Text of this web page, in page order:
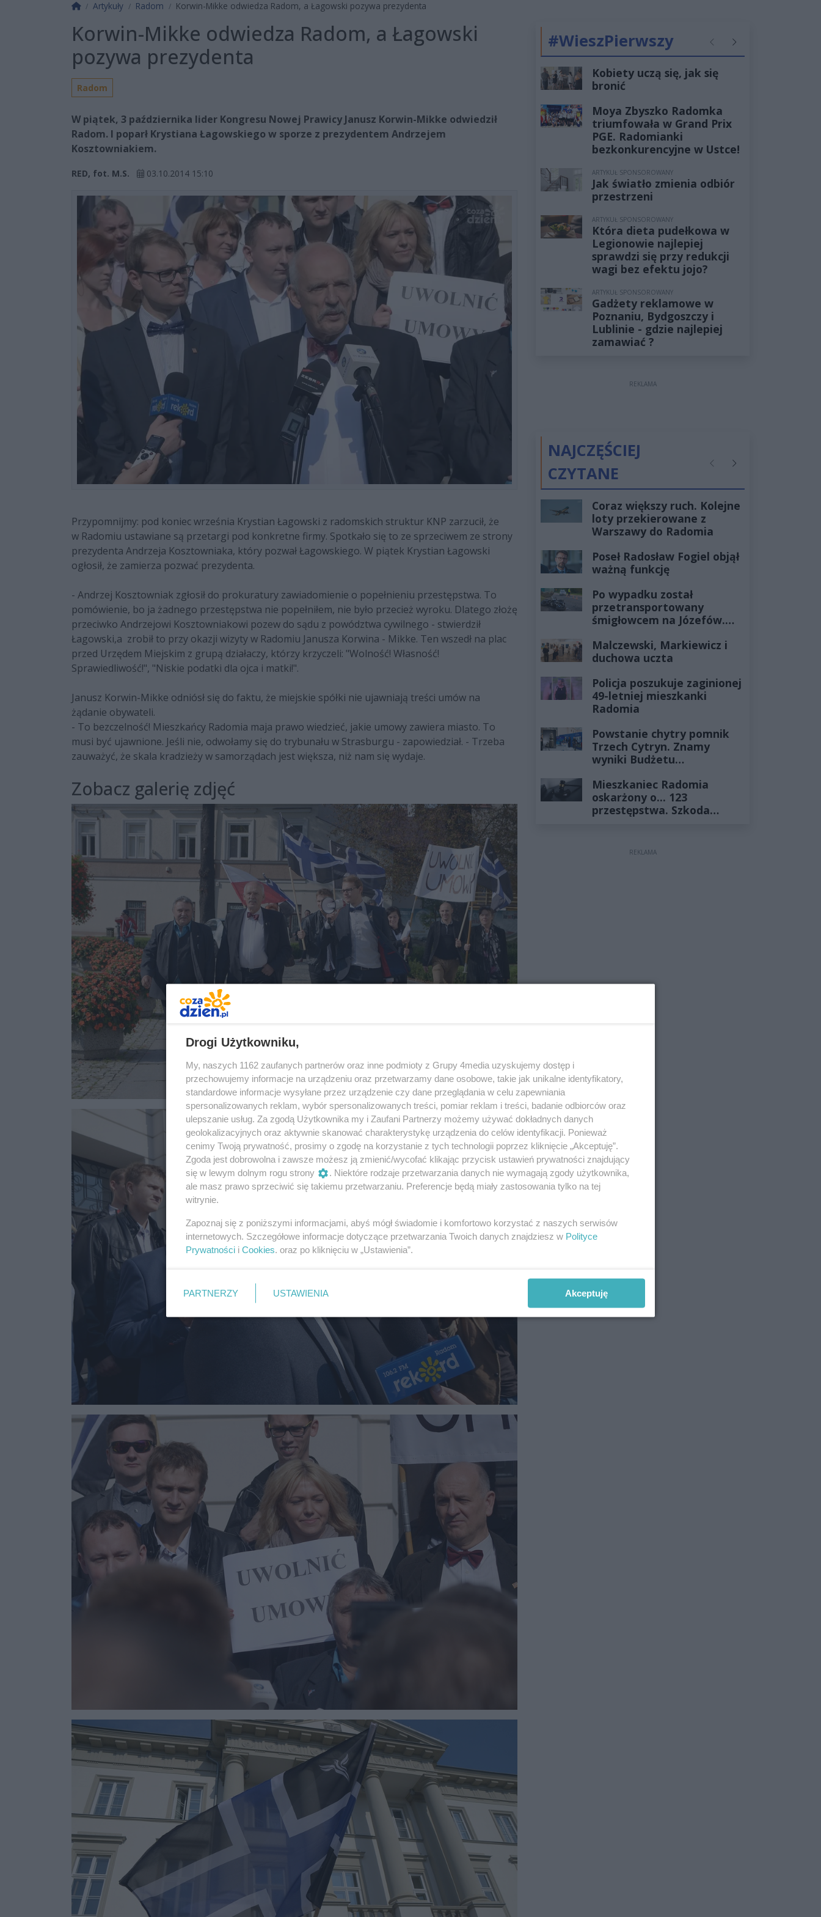
Strona główna
Artykuły Radom Korwin-Mikke odwiedza Radom, a Łagowski pozywa prezydenta
Korwin-Mikke odwiedza Radom, a Łagowski
pozywa prezydenta
Radom
W piątek, 3 października lider Kongresu Nowej Prawicy Janusz Korwin-Mikke odwiedził
Radom. I poparł Krystiana Łagowskiego w sporze z prezydentem Andrzejem
Kosztowniakiem.
RED, fot. M.S. 03.10.2014 15:10
Przypomnijmy: pod koniec września Krystian Łagowski z radomskich struktur KNP zarzucił, że
w Radomiu ustawiane są przetargi pod konkretne firmy. Spotkało się to ze sprzeciwem ze strony
prezydenta Andrzeja Kosztowniaka, który pozwał Łagowskiego. W piątek Krystian Łagowski
ogłosił, że zamierza pozwać prezydenta.
- Andrzej Kosztowniak zgłosił do prokuratury zawiadomienie o popełnieniu przestępstwa. To
pomówienie, bo ja żadnego przestępstwa nie popełniłem, nie było przecież wyroku. Dlatego złożę
przeciwko Andrzejowi Kosztowniakowi pozew do sądu z powództwa cywilnego - stwierdził
Łagowski,a zrobił to przy okazji wizyty w Radomiu Janusza Korwina - Mikke. Ten wszedł na plac
przed Urzędem Miejskim z grupą działaczy, którzy krzyczeli: "Wolność! Własność!
Sprawiedliwość!", "Niskie podatki dla ojca i matki!".
Janusz Korwin-Mikke odniósł się do faktu, że miejskie spółki nie ujawniają treści umów na
żądanie obywateli.
- To bezczelność! Mieszkańcy Radomia maja prawo wiedzieć, jakie umowy zawiera miasto. To
musi być ujawnione. Jeśli nie, odwołamy się do trybunału w Strasburgu - zapowiedział. - Trzeba
zauważyć, że skala kradzieży w samorządach jest większa, niż nam się wydaje.
Zobacz galerię zdjęć
#WieszPierwszy PoprzednieNastępne
Kobiety uczą się, jak się
bronić
Moya Zbyszko Radomka
triumfowała w Grand Prix
PGE. Radomianki
bezkonkurencyjne w Ustce!
ARTYKUŁ SPONSOROWANY
Jak światło zmienia odbiór
przestrzeni
ARTYKUŁ SPONSOROWANY
Która dieta pudełkowa w
Legionowie najlepiej
sprawdzi się przy redukcji
wagi bez efektu jojo?
ARTYKUŁ SPONSOROWANY
Gadżety reklamowe w
Poznaniu, Bydgoszczy i
Lublinie - gdzie najlepiej
zamawiać ?
REKLAMA
NAJCZĘŚCIEJ
CZYTANE
PoprzednieNastępne
Coraz większy ruch. Kolejne
loty przekierowane z
Warszawy do Radomia
Poseł Radosław Fogiel objął
ważną funkcję
Po wypadku został
przetransportowany
śmigłowcem na Józefów.
żyłach
Malczewski, Markiewicz i
duchowa uczta
Policja poszukuje zaginionej
49-letniej mieszkanki
Radomia
Powstanie chytry pomnik
Trzech Cytryn. Znamy
wyniki Budżetu
Mieszkaniec Radomia
oskarżony o... 123
przestępstwa. Szkoda
REKLAMA
Drogi Użytkowniku,
My, naszych 1162 zaufanych partnerów oraz inne podmioty z Grupy 4media uzyskujemy dostęp i
przechowujemy informacje na urządzeniu oraz przetwarzamy dane osobowe, takie jak unikalne identyfikatory,
standardowe informacje wysyłane przez urządzenie czy dane przeglądania w celu zapewniania
spersonalizowanych reklam, wybór spersonalizowanych treści, pomiar reklam i treści, badanie odbiorców oraz
ulepszanie usług. Za zgodą Użytkownika my i Zaufani Partnerzy możemy używać dokładnych danych
geolokalizacyjnych oraz aktywnie skanować charakterystykę urządzenia do celów identyfikacji. Ponieważ
cenimy Twoją prywatność, prosimy o zgodę na korzystanie z tych technologii poprzez kliknięcie „Akceptuję”.
Zgoda jest dobrowolna i zawsze możesz ją zmienić/wycofać klikając przycisk ustawień prywatności znajdujący
się w lewym dolnym rogu strony
. Niektóre rodzaje przetwarzania danych nie wymagają zgody użytkownika,
ale masz prawo sprzeciwić się takiemu przetwarzaniu. Preferencje będą miały zastosowania tylko na tej
witrynie.
Zapoznaj się z poniższymi informacjami, abyś mógł świadomie i komfortowo korzystać z naszych serwisów
internetowych. Szczegółowe informacje dotyczące przetwarzania Twoich danych znajdziesz w Polityce
Prywatności i Cookies. oraz po kliknięciu w „Ustawienia”.
PARTNERZY USTAWIENIA Akceptuję